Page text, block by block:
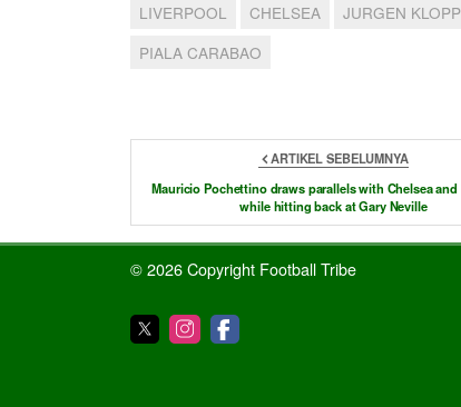
LIVERPOOL CHELSEA JURGEN KLOPP
PIALA CARABAO
ARTIKEL SEBELUMNYA
Mauricio Pochettino draws parallels with Chelsea
while hitting back at Gary Neville
© 2026 Copyright Football Tribe